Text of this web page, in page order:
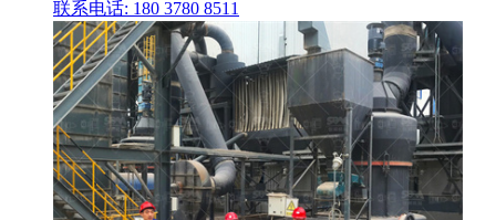
联系电话: 180 3780 8511